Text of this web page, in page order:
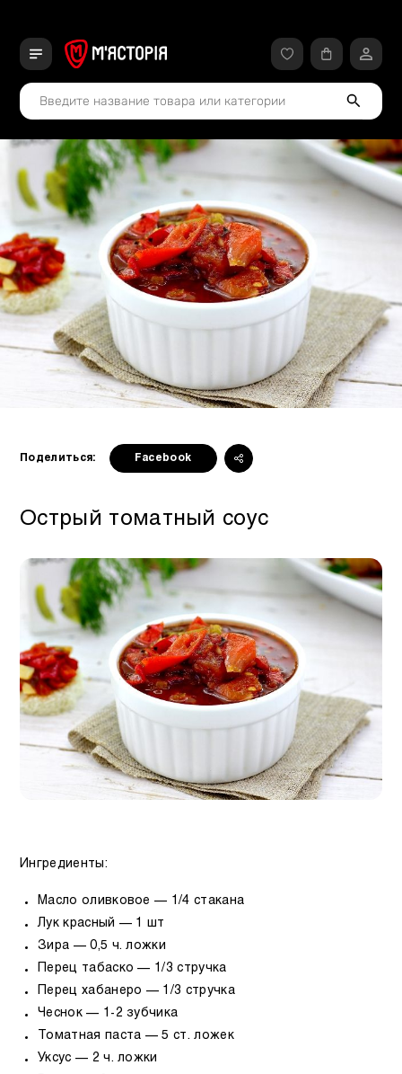
Поделиться: Facebook
Острый томатный соус
Ингредиенты:
Масло оливковое — 1/4 стакана
Лук красный — 1 шт
Зира — 0,5 ч. ложки
Перец табаско — 1/3 стручка
Перец хабанеро — 1/3 стручка
Чеснок — 1-2 зубчика
Томатная паста — 5 ст. ложек
Уксус — 2 ч. ложки